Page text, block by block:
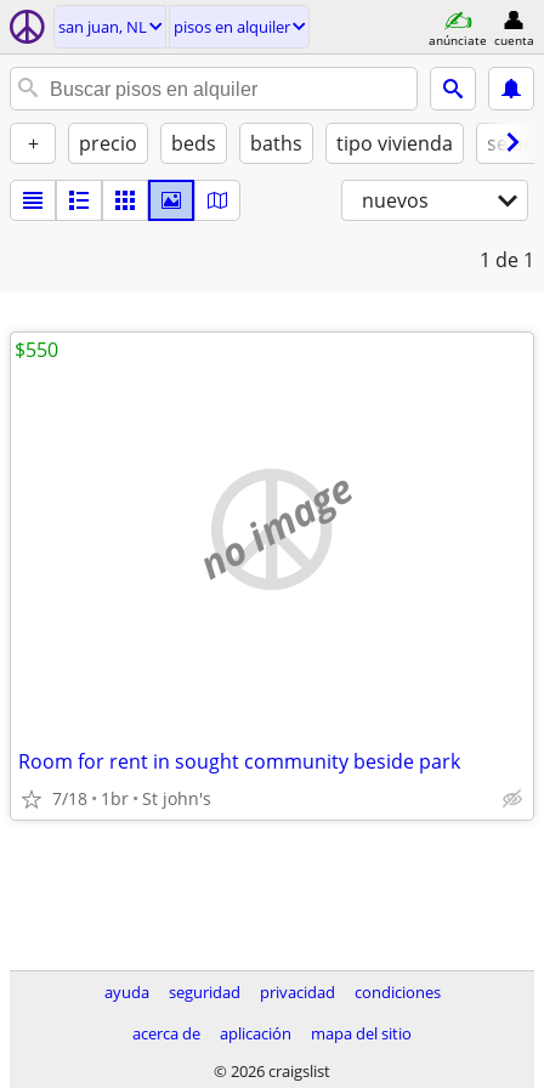
san juan, NL pisos en alquiler
anúnciate cuenta
+ precio beds baths tipo vivienda se
nuevos
1 de 1
no image
Room for rent in sought community beside park
7/18 1br St john's
$550
ayuda seguridad privacidad
condiciones
acerca de
aplicación
mapa del sitio
© 2026 craigslist